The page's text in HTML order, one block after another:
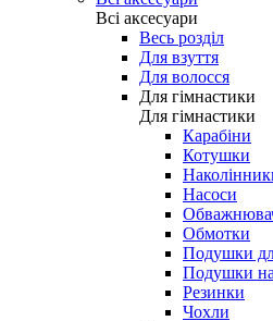
Всі аксесуари
Весь розділ
Для взуття
Для волосся
Для гімнастики
Для гімнастики
Карабіни
Котушки
Насоси
Обмотки
Подушки
Подушки
Резинки
Чохли